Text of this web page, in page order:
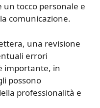
tocco personale e
comunicazione.
una revisione
errori
importante, in
possono
professionalità e